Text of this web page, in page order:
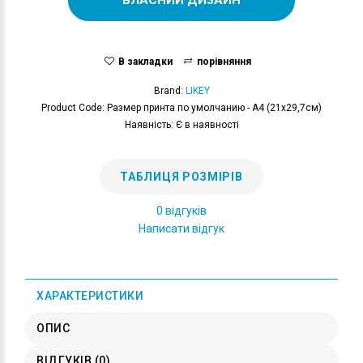
В закладки порівняння
Brand: LIKEY
Product Code: Размер принта по умолчанию - А4 (21x29,7см)
Наявність: Є в наявності
ТАБЛИЦЯ РОЗМІРІВ
0 відгуків
Написати відгук
ХАРАКТЕРИСТИКИ
ОПИС
ВІДГУКІВ (0)